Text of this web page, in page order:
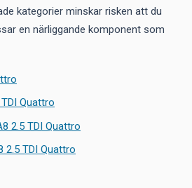
kategorier minskar risken att du
en närliggande komponent som
Quattro
2.5 TDI Quattro
2.5 TDI Quattro